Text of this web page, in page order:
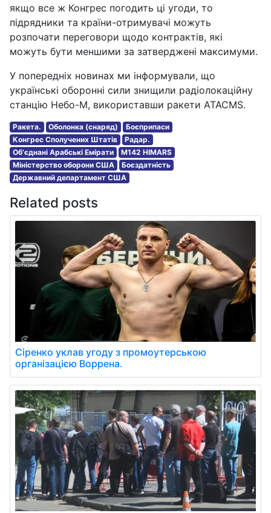
якщо все ж Конгрес погодить ці угоди, то
підрядники та країни-отримувачі можуть
розпочати переговори щодо контрактів, які
можуть бути меншими за затверджені максимуми.
У попередніх новинах ми інформували, що
українські оборонні сили знищили радіолокаційну
станцію Небо-М, використавши ракети ATACMS.
Ракета. Оболонка (снаряд)
Боєприпаси
Конгрес Сполучених Штатів
Радар.
Об'єднані Арабські Емірати
M142 HIMARS
Міністерство оборони США
Боєздатність
Державний департамент США
Related posts
Сіренко уклав угоду з промоутерською
організацією Воррена.